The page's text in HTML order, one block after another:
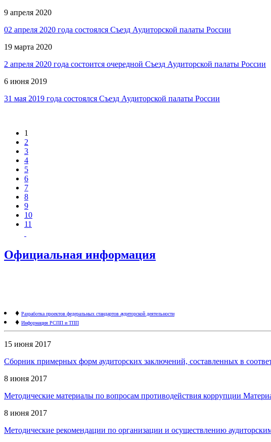
9 апреля 2020
02 апреля 2020 года состоялся Съезд Аудиторской палаты России
19 марта 2020
2 апреля 2020 года состоится очередной Съезд Аудиторской палаты России
6 июня 2019
31 мая 2019 года состоялся Съезд Аудиторской палаты России
1
2
3
4
5
6
7
8
9
10
11
Официальная информация
♦ Разработка проектов федеральных стандартов аудиторской деятельности
♦ Информация РСПП и ТПП
15 июня 2017
Сборник примерных форм аудиторских заключений, составленных в
8 июня 2017
Методические материалы по вопросам противодействия коррупции
8 июня 2017
Методические рекомендации по организации и осуществлению